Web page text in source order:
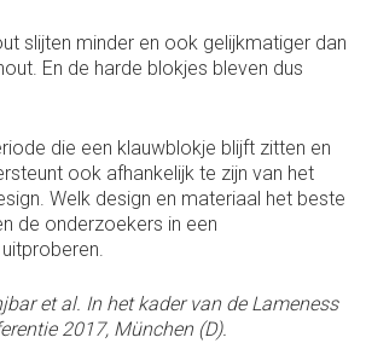
slijten minder en ook gelijkmatiger dan
En de harde blokjes bleven dus
die een klauwblokje blijft zitten en
ook afhankelijk te zijn van het
Welk design en materiaal het beste
de onderzoekers in een
et al. In het kader van de Lameness
2017, München (D).